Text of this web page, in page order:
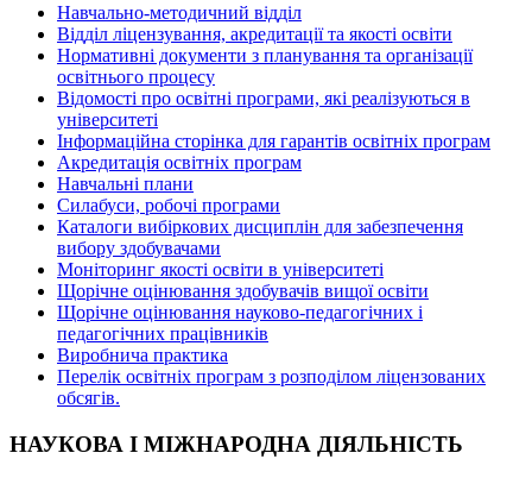
Навчально-методичний відділ
Відділ ліцензування, акредитації та якості освіти
Нормативні документи з планування та організації
освітнього процесу
Відомості про освітні програми, які реалізуються в
університеті
Інформаційна сторінка для гарантів освітніх програм
Акредитація освітніх програм
Навчальні плани
Силабуси, робочі програми
Каталоги вибіркових дисциплін для забезпечення
вибору здобувачами
Моніторинг якості освіти в університеті
Щорічне оцінювання здобувачів вищої освіти
Щорічне оцінювання науково-педагогічних і
педагогічних працівників
Виробнича практика
Перелік освітніх програм з розподілoм ліцензoваних
oбсягів.
НАУКОВА І МІЖНАРОДНА ДІЯЛЬНІСТЬ